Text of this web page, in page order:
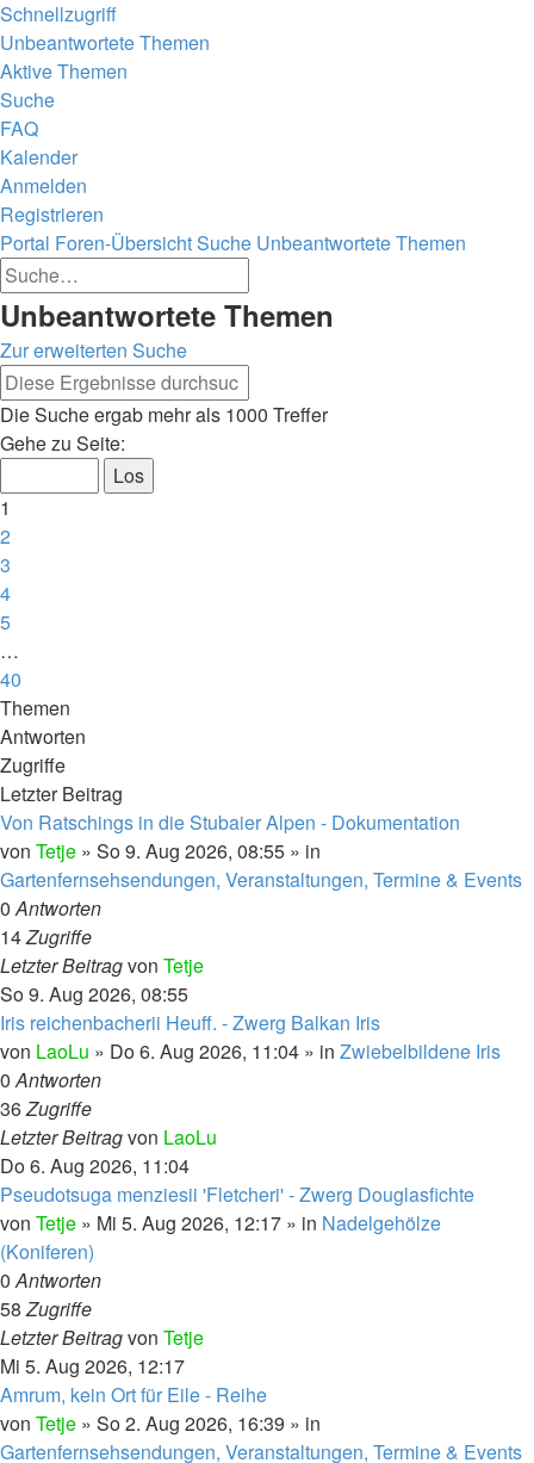
Schnellzugriff
Unbeantwortete Themen
Aktive Themen
Suche
FAQ
Kalender
Anmelden
Registrieren
Portal Foren-ÜbersichtSuche Unbeantwortete Themen
Suche
Unbeantwortete Themen
Zur erweiterten Suche
Suche
Suche
Die Suche ergab mehr als 1000 Treffer
Seite
von
40
Gehe zu Seite:
1
2
3
4
5
…
40
Nächste
Themen
Antworten
Zugriffe
Letzter Beitrag
Von Ratschings in die Stubaier Alpen - Dokumentation
von Tetje » So 9. Aug 2026, 08:55 » in
Gartenfernsehsendungen, Veranstaltungen, Termine & Events
0Antworten
14Zugriffe
Letzter Beitragvon Tetje
So 9. Aug 2026, 08:55
Iris reichenbacherii Heuff. - Zwerg Balkan Iris
von LaoLu » Do 6. Aug 2026, 11:04 » in Zwiebelbildene Iris
0Antworten
36Zugriffe
Letzter Beitragvon LaoLu
Do 6. Aug 2026, 11:04
Pseudotsuga menziesii 'Fletcheri' - Zwerg Douglasfichte
von Tetje » Mi 5. Aug 2026, 12:17 » in Nadelgehölze
(Koniferen)
0Antworten
58Zugriffe
Letzter Beitragvon Tetje
Mi 5. Aug 2026, 12:17
Amrum, kein Ort für Eile - Reihe
von Tetje » So 2. Aug 2026, 16:39 » in
Gartenfernsehsendungen, Veranstaltungen, Termine & Events